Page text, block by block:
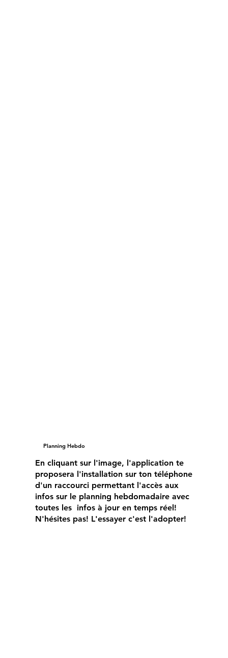
Planning Hebdo
En cliquant sur l'image, l'application te
proposera l'installation sur ton téléphone
d'un raccourci permettant l'accès aux
infos sur le planning hebdomadaire avec
toutes les infos à jour en temps réel!
N'hésites pas! L'essayer c'est l'adopter!